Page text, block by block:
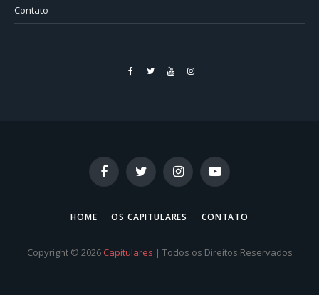
Contato
FacebookTwitterYouTubeInstagram
FacebookTwitter InstagramYouTube
HOME OS CAPITULARES CONTATO
Copyright © 2026 Capitulares | Todos os Direitos Reservados